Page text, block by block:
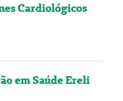
Cardiológicos
em Saúde Ereli